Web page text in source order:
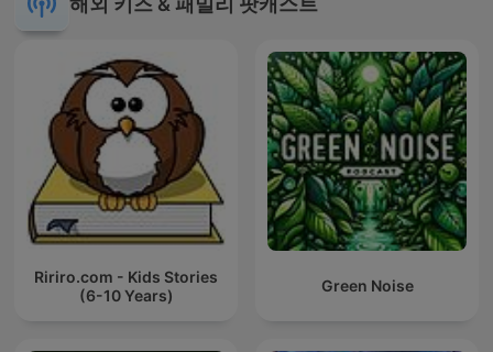
Ririro.com - Kids Stories
(6-10 Years)
Green Noise